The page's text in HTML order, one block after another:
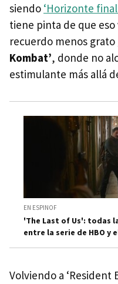
siendo ‘Horizonte
tiene pinta de que eso
recuerdo menos grato
Kombat’, donde no
estimulante más allá
EN ESPINOF
'The Last of Us': todas
entre la serie de HBO y
Volviendo a ‘Resident